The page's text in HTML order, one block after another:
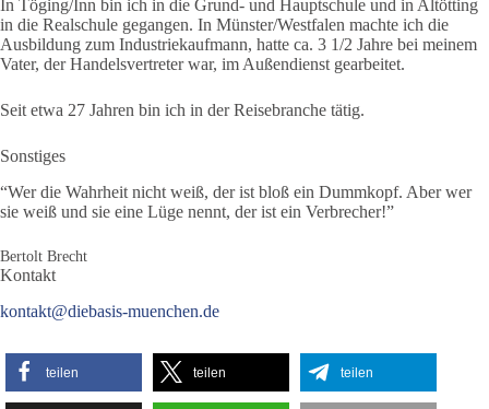
In Töging/Inn bin ich in die Grund- und Hauptschule und in Altötting
in die Realschule gegangen. In Münster/Westfalen machte ich die
Ausbildung zum Industriekaufmann, hatte ca. 3 1/2 Jahre bei meinem
Vater, der Handelsvertreter war, im Außendienst gearbeitet.
Seit etwa 27 Jahren bin ich in der Reisebranche tätig.
Sonstiges
“Wer die Wahrheit nicht weiß, der ist bloß ein Dummkopf. Aber wer
sie weiß und sie eine Lüge nennt, der ist ein Verbrecher!”
Bertolt Brecht
Kontakt
kontakt@diebasis-muenchen.de
teilen teilen teilen